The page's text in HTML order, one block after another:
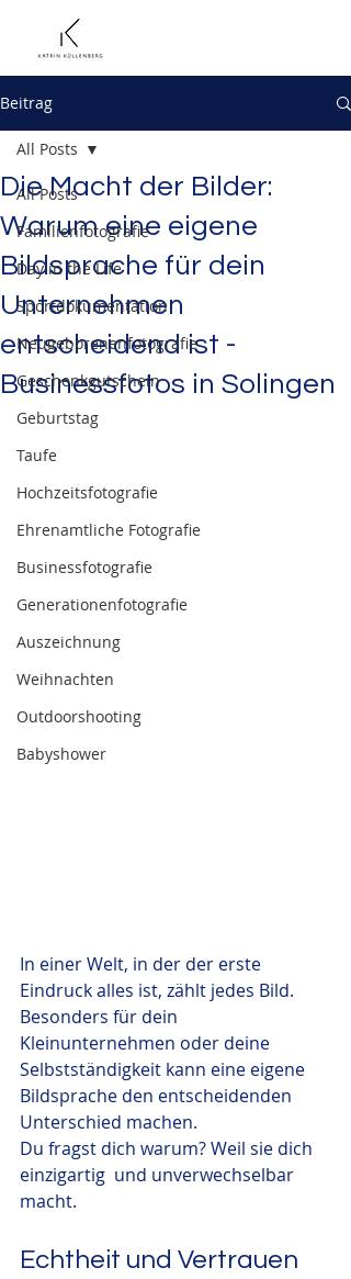
Beitrag
All Posts
Familienfotografie
Day in the Life
Sportdokumentation
Neugeborenenfotografie
Geschenkgutschein
Geburtstag
Taufe
Hochzeitsfotografie
Ehrenamtliche Fotografie
Businessfotografie
Generationenfotografie
Auszeichnung
Weihnachten
Outdoorshooting
Babyshower
All Posts
Die Macht der Bilder:
Warum eine eigene
Bildsprache für dein
Unternehmen
entscheidend ist -
Businessfotos in Solingen
In einer Welt, in der der erste
Eindruck alles ist, zählt jedes Bild.
Besonders für dein
Kleinunternehmen oder deine
Selbstständigkeit kann eine eigene
Bildsprache den entscheidenden
Unterschied machen.
Du fragst dich warum? Weil sie dich
einzigartig  und unverwechselbar
macht.
Echtheit und Vertrauen